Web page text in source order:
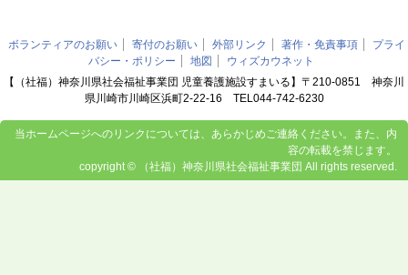
ボランティアのお願い 寄付のお願い 外部リンク 著作・免責事項
プライ
バシー・ポリシー
地図
ウィズカウネット
【（社福）神奈川県社会福祉事業団 児童養護施設すまいる】〒210-0851 神奈川
県川崎市川崎区浜町2-22-16 TEL044-742-6230
当ホームページへのリンクについては、あらかじめご連絡ください。また、内
容の転載を禁じます。
copyright © （社福）神奈川県社会福祉事業団 All rights reserved.